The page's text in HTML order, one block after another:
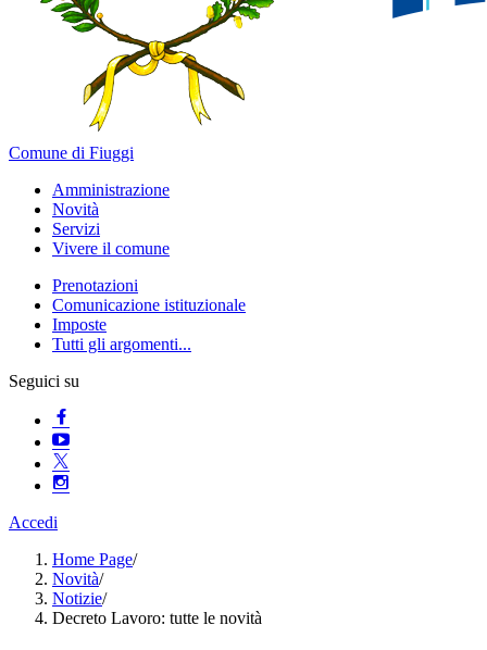
Comune di Fiuggi
Amministrazione
Novità
Servizi
Vivere il comune
Prenotazioni
Comunicazione istituzionale
Imposte
Tutti gli argomenti...
Seguici su
Accedi
Home Page/
Novità/
Notizie/
Decreto Lavoro: tutte le novità